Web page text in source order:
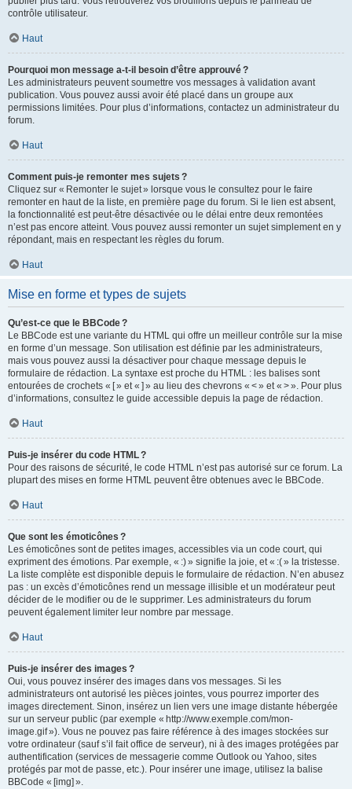
contrôle utilisateur.
Haut
Pourquoi mon message a-t-il besoin d’être approuvé ?
Les administrateurs peuvent soumettre vos messages à validation avant
publication. Vous pouvez aussi avoir été placé dans un groupe aux
permissions limitées. Pour plus d’informations, contactez un administrateur du
forum.
Haut
Comment puis-je remonter mes sujets ?
Cliquez sur « Remonter le sujet » lorsque vous le consultez pour le faire
remonter en haut de la liste, en première page du forum. Si le lien est absent,
la fonctionnalité est peut-être désactivée ou le délai entre deux remontées
n’est pas encore atteint. Vous pouvez aussi remonter un sujet simplement en y
répondant, mais en respectant les règles du forum.
Haut
Mise en forme et types de sujets
Qu’est-ce que le BBCode ?
Le BBCode est une variante du HTML qui offre un meilleur contrôle sur la mise
en forme d’un message. Son utilisation est définie par les administrateurs,
mais vous pouvez aussi la désactiver pour chaque message depuis le
formulaire de rédaction. La syntaxe est proche du HTML : les balises sont
entourées de crochets « [ » et « ] » au lieu des chevrons « < » et « > ». Pour plus
d’informations, consultez le guide accessible depuis la page de rédaction.
Haut
Puis-je insérer du code HTML ?
Pour des raisons de sécurité, le code HTML n’est pas autorisé sur ce forum. La
plupart des mises en forme HTML peuvent être obtenues avec le BBCode.
Haut
Que sont les émoticônes ?
Les émoticônes sont de petites images, accessibles via un code court, qui
expriment des émotions. Par exemple, « :) » signifie la joie, et « :( » la tristesse.
La liste complète est disponible depuis le formulaire de rédaction. N’en abusez
pas : un excès d’émoticônes rend un message illisible et un modérateur peut
décider de le modifier ou de le supprimer. Les administrateurs du forum
peuvent également limiter leur nombre par message.
Haut
Puis-je insérer des images ?
Oui, vous pouvez insérer des images dans vos messages. Si les
administrateurs ont autorisé les pièces jointes, vous pourrez importer des
images directement. Sinon, insérez un lien vers une image distante hébergée
sur un serveur public (par exemple « http://www.exemple.com/mon-
image.gif »). Vous ne pouvez pas faire référence à des images stockées sur
votre ordinateur (sauf s’il fait office de serveur), ni à des images protégées par
authentification (services de messagerie comme Outlook ou Yahoo, sites
protégés par mot de passe, etc.). Pour insérer une image, utilisez la balise
BBCode « [img] ».